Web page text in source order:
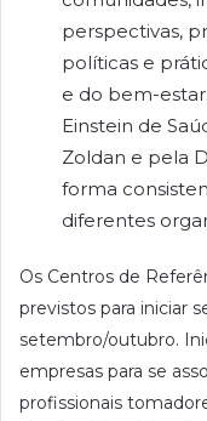
perspectivas,
políticas e
e do bem-
Einstein de
Zoldan e pela
forma
diferentes
Os Centros de
previstos para iniciar
setembro/outubro.
empresas para se
profissionais